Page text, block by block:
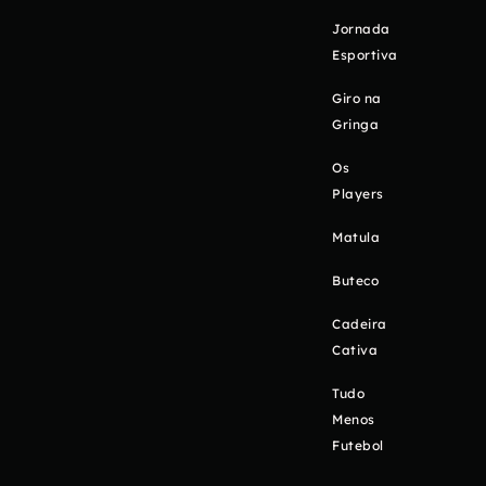
Jornada
Esportiva
Giro na
Gringa
Os
Players
Matula
Buteco
Cadeira
Cativa
Tudo
Menos
Futebol